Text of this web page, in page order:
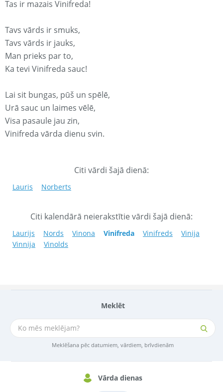
Meklēt
Meklēšana pēc datumiem, vārdiem, brīvdienām
Vārda dienas
Tas ir mazais Vinifreda!
Tavs vārds ir smuks,
Tavs vārds ir jauks,
Man prieks par to,
Ka tevi Vinifreda sauc!
Lai sit bungas, pūš un spēlē,
Urā sauc un laimes vēlē,
Visa pasaule jau zin,
Vinifreda vārda dienu svin.
Citi vārdi šajā dienā:
Lauris Norberts
Citi kalendārā neierakstītie vārdi šajā dienā:
Laurijs Nords Vinona Vinifreda Vinifreds
Vinija
Vinnija
Vinolds